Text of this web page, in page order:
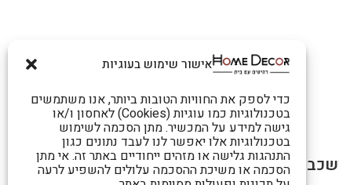
אישור שימוש בעוגיות
כדי לספק את החוויות הטובות ביותר, אנו משתמשים
בטכנולוגיות כמו עוגיות (Cookies) לאחסון ו/או
גישה למידע על המכשיר. מתן הסכמה לשימוש
בטכנולוגיות אלו יאפשר לנו לעבד נתונים כגון
התנהגות גלישה או מזהים ייחודיים באתר זה. אי מתן
הסכמה או משיכת ההסכמה עלולים להשפיע לרעה